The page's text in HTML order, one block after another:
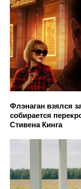
Флэнаган взялся
собирается
Стивена Кинга